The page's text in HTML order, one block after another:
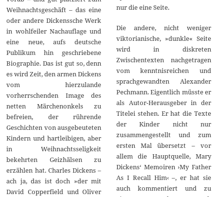
Weihnachtsgeschäft – das eine
oder andere Dickenssche Werk
in wohlfeiler Nachauflage und
eine neue, aufs deutsche
Publikum hin geschriebene
Biographie. Das ist gut so, denn
es wird Zeit, den armen Dickens
vom hierzulande
vorherrschenden Image des
netten Märchenonkels zu
befreien, der rührende
Geschichten von ausgebeuteten
Kindern und hartleibigen, aber
in Weihnachtsseligkeit
bekehrten Geizhälsen zu
erzählen hat. Charles Dickens –
ach ja, das ist doch »der mit
David Copperfield und Oliver
nur die eine Seite.
Die andere, nicht weniger
viktorianische, »dunkle« Seite
wird in diskreten
Zwischentexten nachgetragen
vom kenntnisreichen und
sprachgewandten Alexander
Pechmann. Eigentlich müsste er
als Autor-Herausgeber in der
Titelei stehen. Er hat die Texte
der Kinder nicht nur
zusammengestellt und zum
ersten Mal übersetzt – vor
allem die Hauptquelle, Mary
Dickens‘ Memoiren ›My Father
As I Recall Him‹ –, er hat sie
auch kommentiert und zu